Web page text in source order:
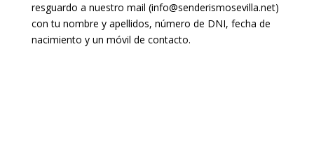
resguardo a nuestro mail (info@senderismosevilla.net)
con tu nombre y apellidos, número de DNI, fecha de
nacimiento y un móvil de contacto.